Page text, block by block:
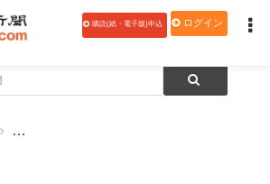
購読(紙・電子版)申込 ログイン
ホテル日航大阪、「サマーフルーツ スイーツオ